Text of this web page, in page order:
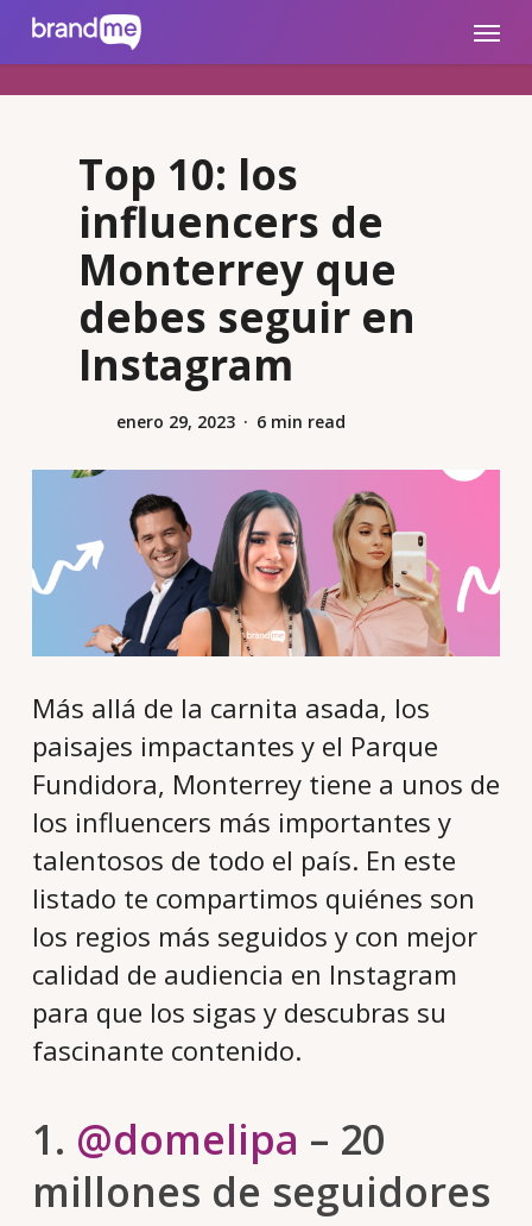
brandme.la Menu
Top 10: los
influencers de
Monterrey que
debes seguir en
Instagram
enero 29, 2023 6 min read
Más allá de la carnita asada, los
paisajes impactantes y el Parque
Fundidora, Monterrey tiene a unos de
los influencers más importantes y
talentosos de todo el país. En este
listado te compartimos quiénes son
los regios más seguidos y con mejor
calidad de audiencia en Instagram
para que los sigas y descubras su
fascinante contenido.
1. @domelipa – 20
millones de seguidores